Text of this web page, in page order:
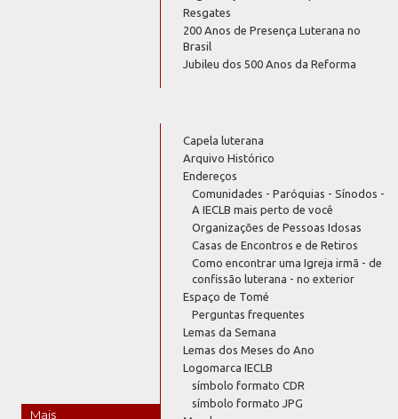
Resgates
200 Anos de Presença Luterana no
Brasil
Jubileu dos 500 Anos da Reforma
Mais
Capela luterana
Arquivo Histórico
Endereços
Comunidades - Paróquias - Sínodos -
A IECLB mais perto de você
Organizações de Pessoas Idosas
Casas de Encontros e de Retiros
Como encontrar uma Igreja irmã - de
confissão luterana - no exterior
Espaço de Tomé
Perguntas frequentes
Lemas da Semana
Lemas dos Meses do Ano
Logomarca IECLB
símbolo formato CDR
símbolo formato JPG